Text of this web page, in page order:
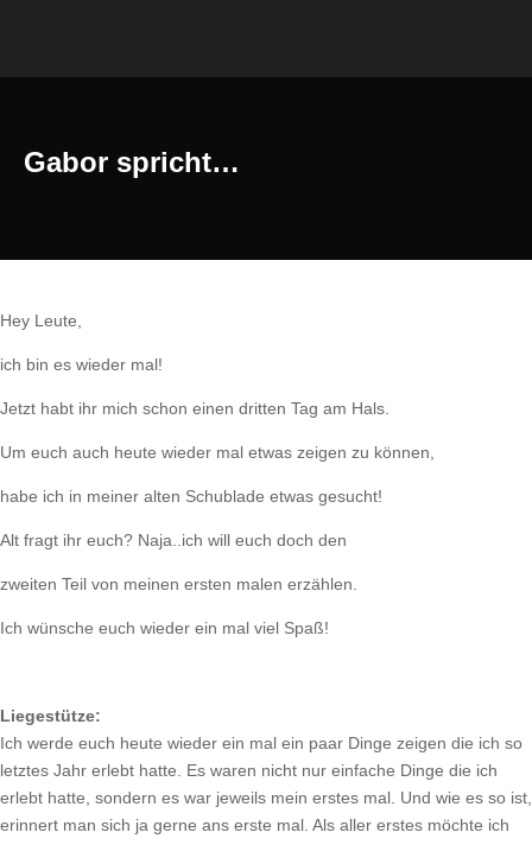
Gabor spricht…
Hey Leute,
ich bin es wieder mal!
Jetzt habt ihr mich schon einen dritten Tag am Hals.
Um euch auch heute wieder mal etwas zeigen zu können,
habe ich in meiner alten Schublade etwas gesucht!
Alt fragt ihr euch? Naja..ich will euch doch den
zweiten Teil von meinen ersten malen erzählen.
Ich wünsche euch wieder ein mal viel Spaß!
Liegestütze:
Ich werde euch heute wieder ein mal ein paar Dinge zeigen die ich so
letztes Jahr erlebt hatte. Es waren nicht nur einfache Dinge die ich
erlebt hatte, sondern es war jeweils mein erstes mal. Und wie es so ist,
erinnert man sich ja gerne ans erste mal. Als aller erstes möchte ich